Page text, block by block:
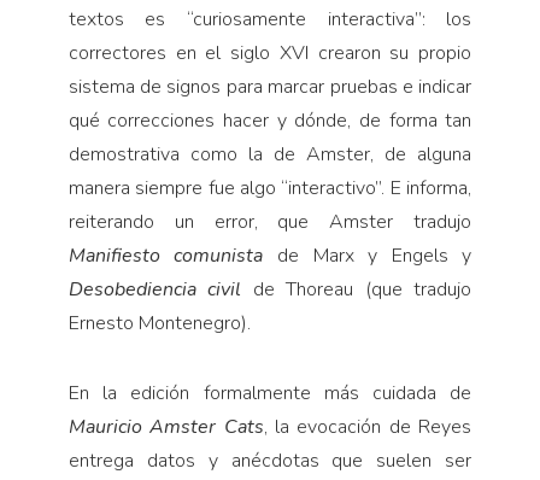
textos es “curiosamente interactiva”: los
correctores en el siglo XVI crearon su propio
sistema de signos para marcar pruebas e indicar
qué correcciones hacer y dónde, de forma tan
demostrativa como la de Amster, de alguna
manera siempre fue algo “interactivo”. E informa,
reiterando un error, que Amster tradujo
Manifiesto comunista de Marx y Engels y
Desobediencia civil de Thoreau (que tradujo
Ernesto Montenegro).
En la edición formalmente más cuidada de
Mauricio Amster Cats, la evocación de Reyes
entrega datos y anécdotas que suelen ser